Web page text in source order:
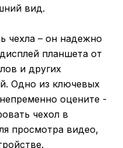
вид.
чехла – он надежно
планшета от
и других
Одно из ключевых
оцените -
чехол в
просмотра видео,